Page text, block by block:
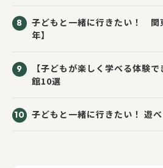
子どもと一緒に行きたい！ 関
年】
【子どもが楽しく学べる体験
館10選
子どもと一緒に行きたい！ 遊